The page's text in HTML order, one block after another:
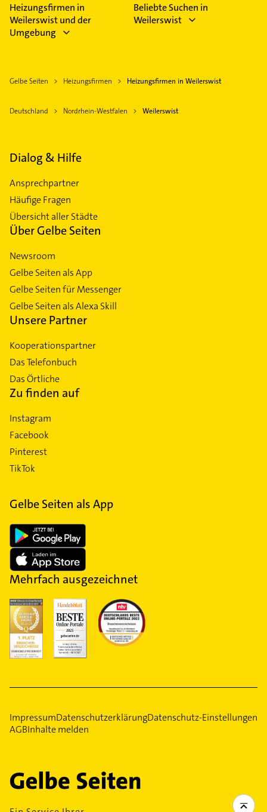
Heizungsfirmen in
Weilerswist und der
Umgebung
Beliebte Suchen in
Weilerswist
Gelbe Seiten Heizungsfirmen Heizungsfirmen in Weilerswist
Deutschland Nordrhein-Westfalen Weilerswist
Dialog & Hilfe
Ansprechpartner
Häufige Fragen
Übersicht aller Städte
Über Gelbe Seiten
Newsroom
Gelbe Seiten als App
Gelbe Seiten für Messenger
Gelbe Seiten als Alexa Skill
Unsere Partner
Kooperationspartner
Das Telefonbuch
Das Örtliche
Zu finden auf
Instagram
Facebook
Pinterest
TikTok
Gelbe Seiten als App
Mehrfach ausgezeichnet
ImpressumDatenschutzerklärungDatenschutz-Einstellungen
AGBInhalte melden